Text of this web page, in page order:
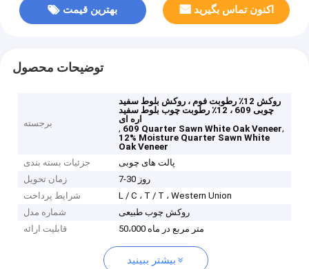
بهترین قیمت اکنون تماس بگیرید
توضیحات محصول
برجسته
روکش 12٪ رطوبت فوم ، روکش بلوط سفید
چوبی 609 ، 12٪ رطوبت چوب بلوط سفید
اره ای
, 609 Quarter Sawn White Oak Veneer,
12% Moisture Quarter Sawn White
Oak Veneer
جزئیات بسته بندی
پالت های چوبی
زمان تحویل
7-30 روز
شرایط پرداخت
L / C ، T / T ، Western Union
شماره مدل
روکش چوب طبیعی
قابلیت ارائه
50،000 متر مربع در ماه
بیشتر ببینید